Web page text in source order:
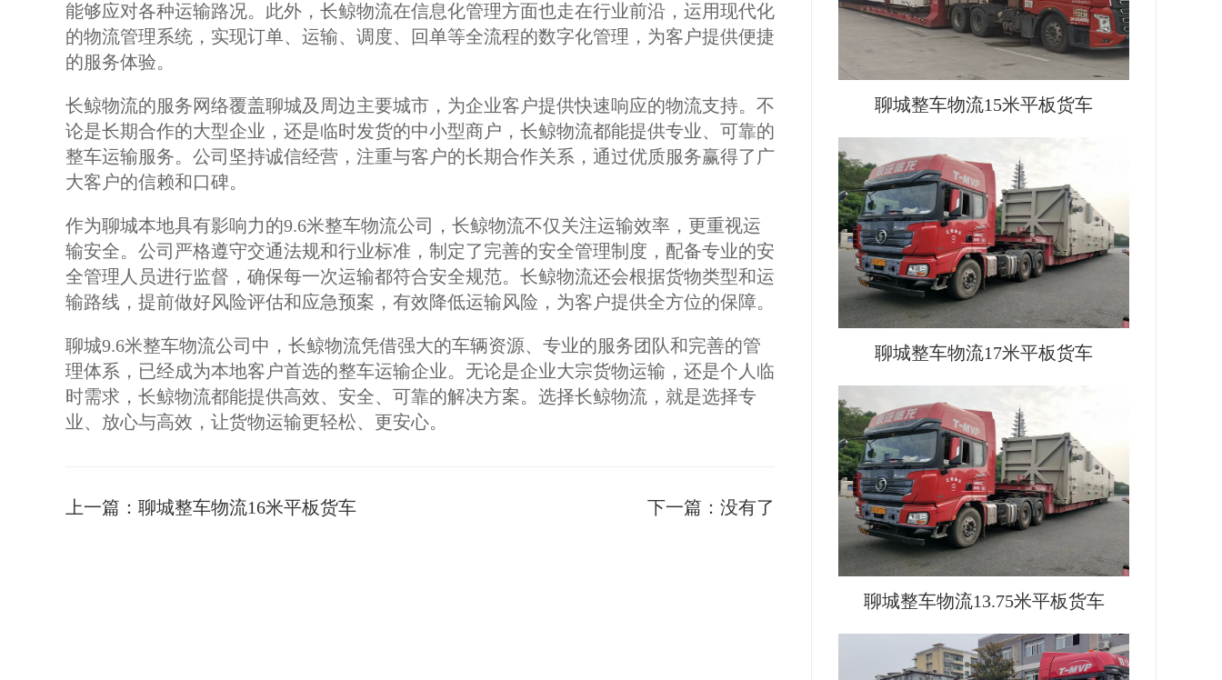
能够应对各种运输路况。此外，长鲸物流在信息化管理方面也走在行业前沿，运用现代化
的物流管理系统，实现订单、运输、调度、回单等全流程的数字化管理，为客户提供便捷
的服务体验。
长鲸物流的服务网络覆盖聊城及周边主要城市，为企业客户提供快速响应的物流支持。不
论是长期合作的大型企业，还是临时发货的中小型商户，长鲸物流都能提供专业、可靠的
整车运输服务。公司坚持诚信经营，注重与客户的长期合作关系，通过优质服务赢得了广
大客户的信赖和口碑。
作为聊城本地具有影响力的9.6米整车物流公司，长鲸物流不仅关注运输效率，更重视运
输安全。公司严格遵守交通法规和行业标准，制定了完善的安全管理制度，配备专业的安
全管理人员进行监督，确保每一次运输都符合安全规范。长鲸物流还会根据货物类型和运
输路线，提前做好风险评估和应急预案，有效降低运输风险，为客户提供全方位的保障。
聊城9.6米整车物流公司中，长鲸物流凭借强大的车辆资源、专业的服务团队和完善的管
理体系，已经成为本地客户首选的整车运输企业。无论是企业大宗货物运输，还是个人临
时需求，长鲸物流都能提供高效、安全、可靠的解决方案。选择长鲸物流，就是选择专
业、放心与高效，让货物运输更轻松、更安心。
上一篇： 聊城整车物流16米平板货车 下一篇： 没有了
聊城整车物流15米平板货车
聊城整车物流17米平板货车
聊城整车物流13.75米平板货车